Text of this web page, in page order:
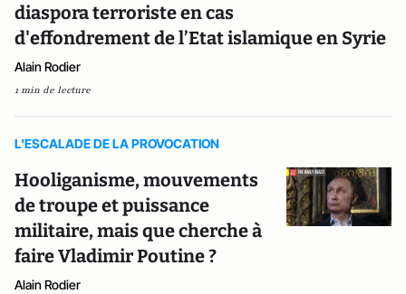
diaspora terroriste en cas
d'effondrement de l’Etat islamique en Syrie
Alain Rodier
1 min de lecture
L'ESCALADE DE LA PROVOCATION
Hooliganisme, mouvements
de troupe et puissance
militaire, mais que cherche à
faire Vladimir Poutine ?
Alain Rodier